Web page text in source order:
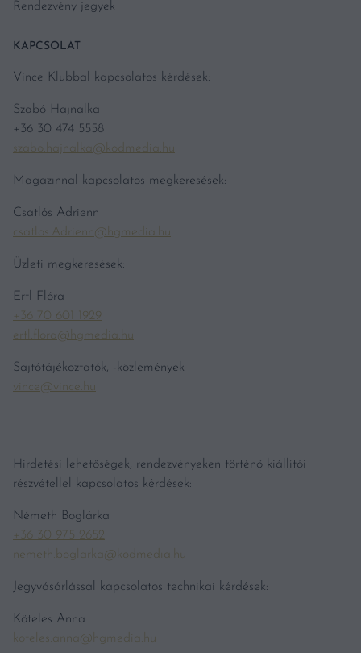
Rendezvény jegyek
KAPCSOLAT
Vince Klubbal kapcsolatos kérdések:
Szabó Hajnalka
+36 30 474 5558
szabo.hajnalka@kodmedia.hu
Magazinnal kapcsolatos megkeresések:
Csatlós Adrienn
csatlos.Adrienn@hgmedia.hu
Üzleti megkeresések:
Ertl Flóra
+36 70 601 1929
ertl.flora@hgmedia.hu
Sajtótájékoztatók, -közlemények
vince@vince.hu
Hirdetési lehetőségek, rendezvényeken történő kiállítói
részvétellel kapcsolatos kérdések:
Németh Boglárka
+36 30 975 2652
nemeth.boglarka@kodmedia.hu
Jegyvásárlással kapcsolatos technikai kérdések:
Köteles Anna
koteles.anna@hgmedia.hu